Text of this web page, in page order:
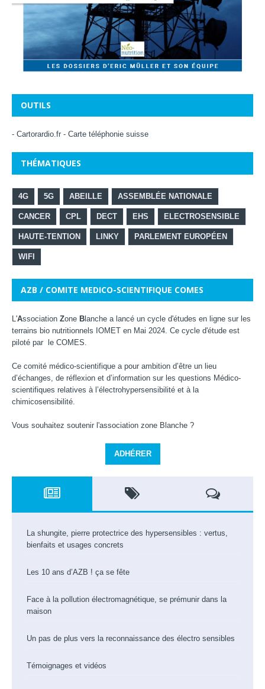
OUTILS
- Cartorardio.fr - Carte téléphonie suisse
THÉMATIQUES
4G 5G ABEILLE ASSEMBLÉE NATIONALE
CANCER CPL DECT EHS ELECTROSENSIBLE
HAUTE-TENTION LINKY PARLEMENT EUROPÉEN
WIFI
AZB / COMITE MEDICO-SCIENTIFIQUE COMES
L'Association Zone B lanche a lancé un cycle d'études en ligne sur les
terrains bio nutritionnels IOMET en Mai 2024. Ce cycle d'étude est
piloté par
le COMES.
Ce comité médico-scientifique a pour ambition d’être un lieu
d’échanges, de réflexion et d’information sur les questions Médico-
scientifiques relatives à l’électrohypersensibilité et à la
chimicosensibilité.
Vous souhaitez soutenir l'association zone Blanche ?
ADHÉRER
La shungite, pierre protectrice des hypersensibles : vertus,
bienfaits et usages concrets
Les 10 ans d’AZB ! ça se fête
Face à la pollution électromagnétique, se prémunir dans la
maison
Un pas de plus vers la reconnaissance des électro sensibles
Témoignages et vidéos